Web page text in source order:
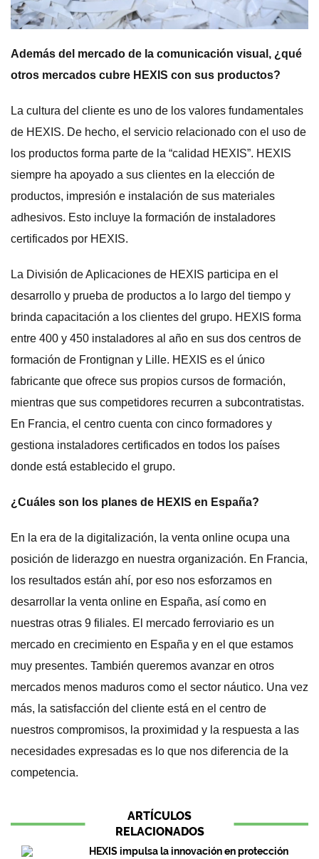
Además del mercado de la comunicación visual, ¿qué
otros mercados cubre HEXIS con sus productos?
La cultura del cliente es uno de los valores fundamentales
de HEXIS. De hecho, el servicio relacionado con el uso de
los productos forma parte de la “calidad HEXIS”. HEXIS
siempre ha apoyado a sus clientes en la elección de
productos, impresión e instalación de sus materiales
adhesivos. Esto incluye la formación de instaladores
certificados por HEXIS.
La División de Aplicaciones de HEXIS participa en el
desarrollo y prueba de productos a lo largo del tiempo y
brinda capacitación a los clientes del grupo. HEXIS forma
entre 400 y 450 instaladores al año en sus dos centros de
formación de Frontignan y Lille. HEXIS es el único
fabricante que ofrece sus propios cursos de formación,
mientras que sus competidores recurren a subcontratistas.
En Francia, el centro cuenta con cinco formadores y
gestiona instaladores certificados en todos los países
donde está establecido el grupo.
¿Cuáles son los planes de HEXIS en España?
En la era de la digitalización, la venta online ocupa una
posición de liderazgo en nuestra organización. En Francia,
los resultados están ahí, por eso nos esforzamos en
desarrollar la venta online en España, así como en
nuestras otras 9 filiales. El mercado ferroviario es un
mercado en crecimiento en España y en el que estamos
muy presentes. También queremos avanzar en otros
mercados menos maduros como el sector náutico. Una vez
más, la satisfacción del cliente está en el centro de
nuestros compromisos, la proximidad y la respuesta a las
necesidades expresadas es lo que nos diferencia de la
competencia.
ARTÍCULOS
RELACIONADOS
HEXIS impulsa la innovación en protección